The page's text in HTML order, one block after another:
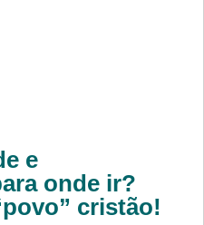
e
onde ir?
cristão!